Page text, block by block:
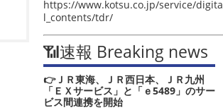
https://www.kotsu.co.jp/service/digita
l_contents/tdr/
📶速報 Breaking news
👉ＪＲ東海、ＪＲ西日本、ＪＲ九州
「ＥＸサービス」と「ｅ5489」のサー
ビス間連携を開始